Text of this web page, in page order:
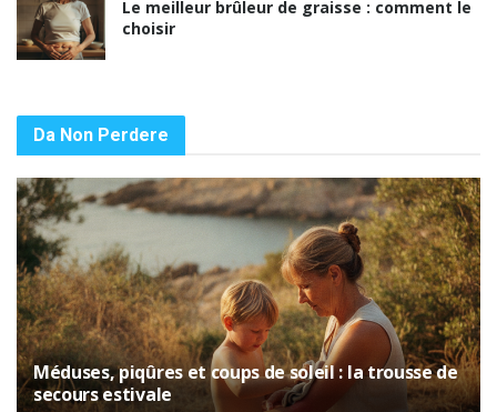
Le meilleur brûleur de graisse : comment le
choisir
Da Non Perdere
Méduses, piqûres et coups de soleil : la trousse de
secours estivale